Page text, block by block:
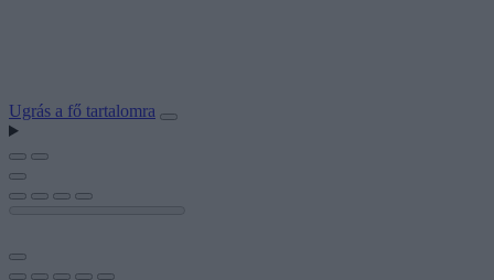
Ugrás a fő tartalomra